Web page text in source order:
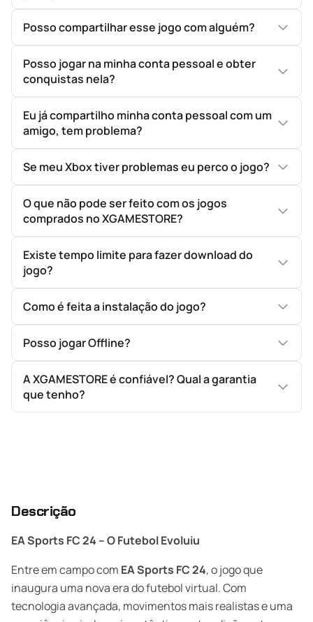
Posso compartilhar esse jogo com alguém?
Posso jogar na minha conta pessoal e obter
conquistas nela?
Eu já compartilho minha conta pessoal com um
amigo, tem problema?
Se meu Xbox tiver problemas eu perco o jogo?
O que não pode ser feito com os jogos
comprados no XGAMESTORE?
Existe tempo limite para fazer download do
jogo?
Como é feita a instalação do jogo?
Posso jogar Offline?
A XGAMESTORE é confiável? Qual a garantia
que tenho?
Descrição
EA Sports FC 24 – O Futebol Evoluiu
Entre em campo com EA Sports FC 24, o jogo que
inaugura uma nova era do futebol virtual. Com
tecnologia avançada, movimentos mais realistas e uma